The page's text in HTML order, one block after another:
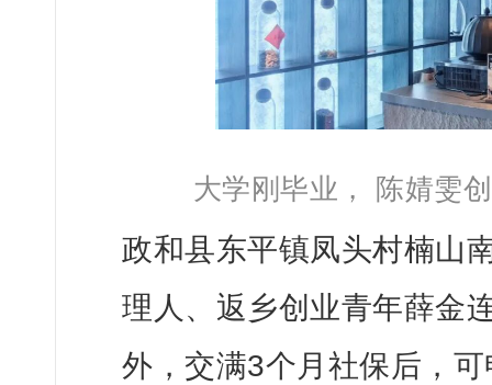
大学刚毕业， 陈婧雯
政和县东平镇凤头村楠山
理人、返乡创业青年薛金
外，交满3个月社保后，